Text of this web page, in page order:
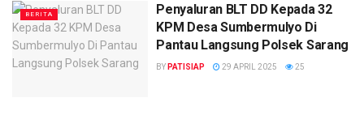
BERITA
Penyaluran BLT DD Kepada 32
KPM Desa Sumbermulyo Di
Pantau Langsung Polsek Sarang
BY PATISIAP 29 APRIL 2025 25